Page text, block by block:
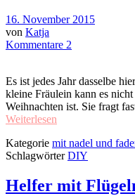
16. November 2015
von Katja
Kommentare 2
Es ist jedes Jahr dasselbe
kleine Fräulein kann es
Weihnachten ist. Sie fragt
Weiterlesen
Kategorie mit nadel und
SchlagwörterDIY
Helfer mit